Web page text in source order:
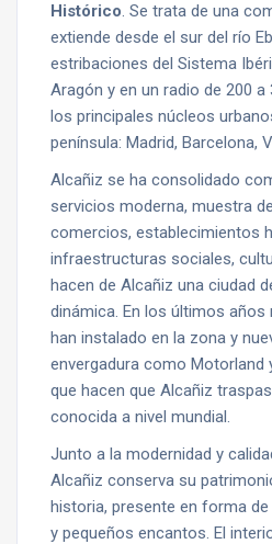
Histórico. Se trata de una
extiende desde el sur del río
estribaciones del Sistema
Aragón y en un radio de 200 a
los principales núcleos
península: Madrid, Barcelona,
Alcañiz se ha consolidado
servicios moderna, muestra
comercios, establecimientos
infraestructuras sociales,
hacen de Alcañiz una ciudad
dinámica. En los últimos años
han instalado en la zona y
envergadura como Motorland
que hacen que Alcañiz
conocida a nivel mundial.
Junto a la modernidad y
Alcañiz conserva su
historia, presente en forma
y pequeños encantos. El